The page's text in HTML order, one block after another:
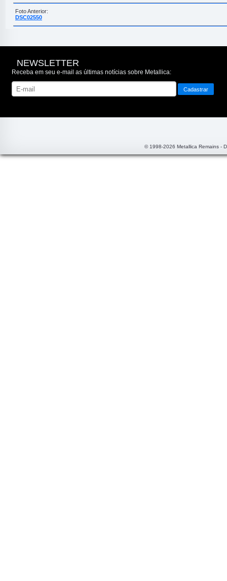
Foto Anterior:
DSC02550
NEWSLETTER
Receba em seu e-mail as últimas notícias sobre Metallica:
© 1998-2026 Metallica Remains -